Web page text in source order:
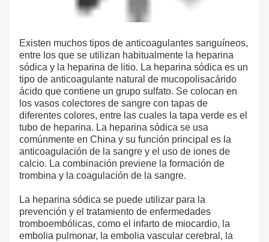
Existen muchos tipos de anticoagulantes sanguíneos,
entre los que se utilizan habitualmente la heparina
sódica y la heparina de litio. La heparina sódica es un
tipo de anticoagulante natural de mucopolisacárido
ácido que contiene un grupo sulfato. Se colocan en
los vasos colectores de sangre con tapas de
diferentes colores, entre las cuales la tapa verde es el
tubo de heparina. La heparina sódica se usa
comúnmente en China y su función principal es la
anticoagulación de la sangre y el uso de iones de
calcio. La combinación previene la formación de
trombina y la coagulación de la sangre.
La heparina sódica se puede utilizar para la
prevención y el tratamiento de enfermedades
tromboembólicas, como el infarto de miocardio, la
embolia pulmonar, la embolia vascular cerebral, la